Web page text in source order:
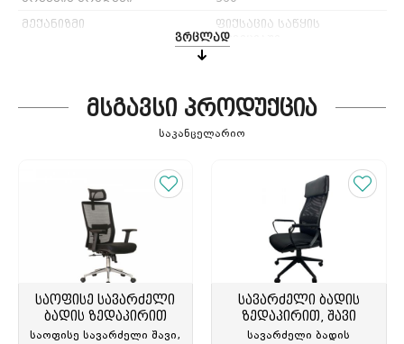
მექანიზმი
ფიქსაცია საწყის
პოზიციაში
ვრცლად
მსგავსი პროდუქცია
საკანცელარიო
საოფისე სავარძელი
ბადის ზედაპირით
საოფისე სავარძელი შავი,
სავარძელი ბადის
ზედაპირით, შავი
სავარძელი ბადის